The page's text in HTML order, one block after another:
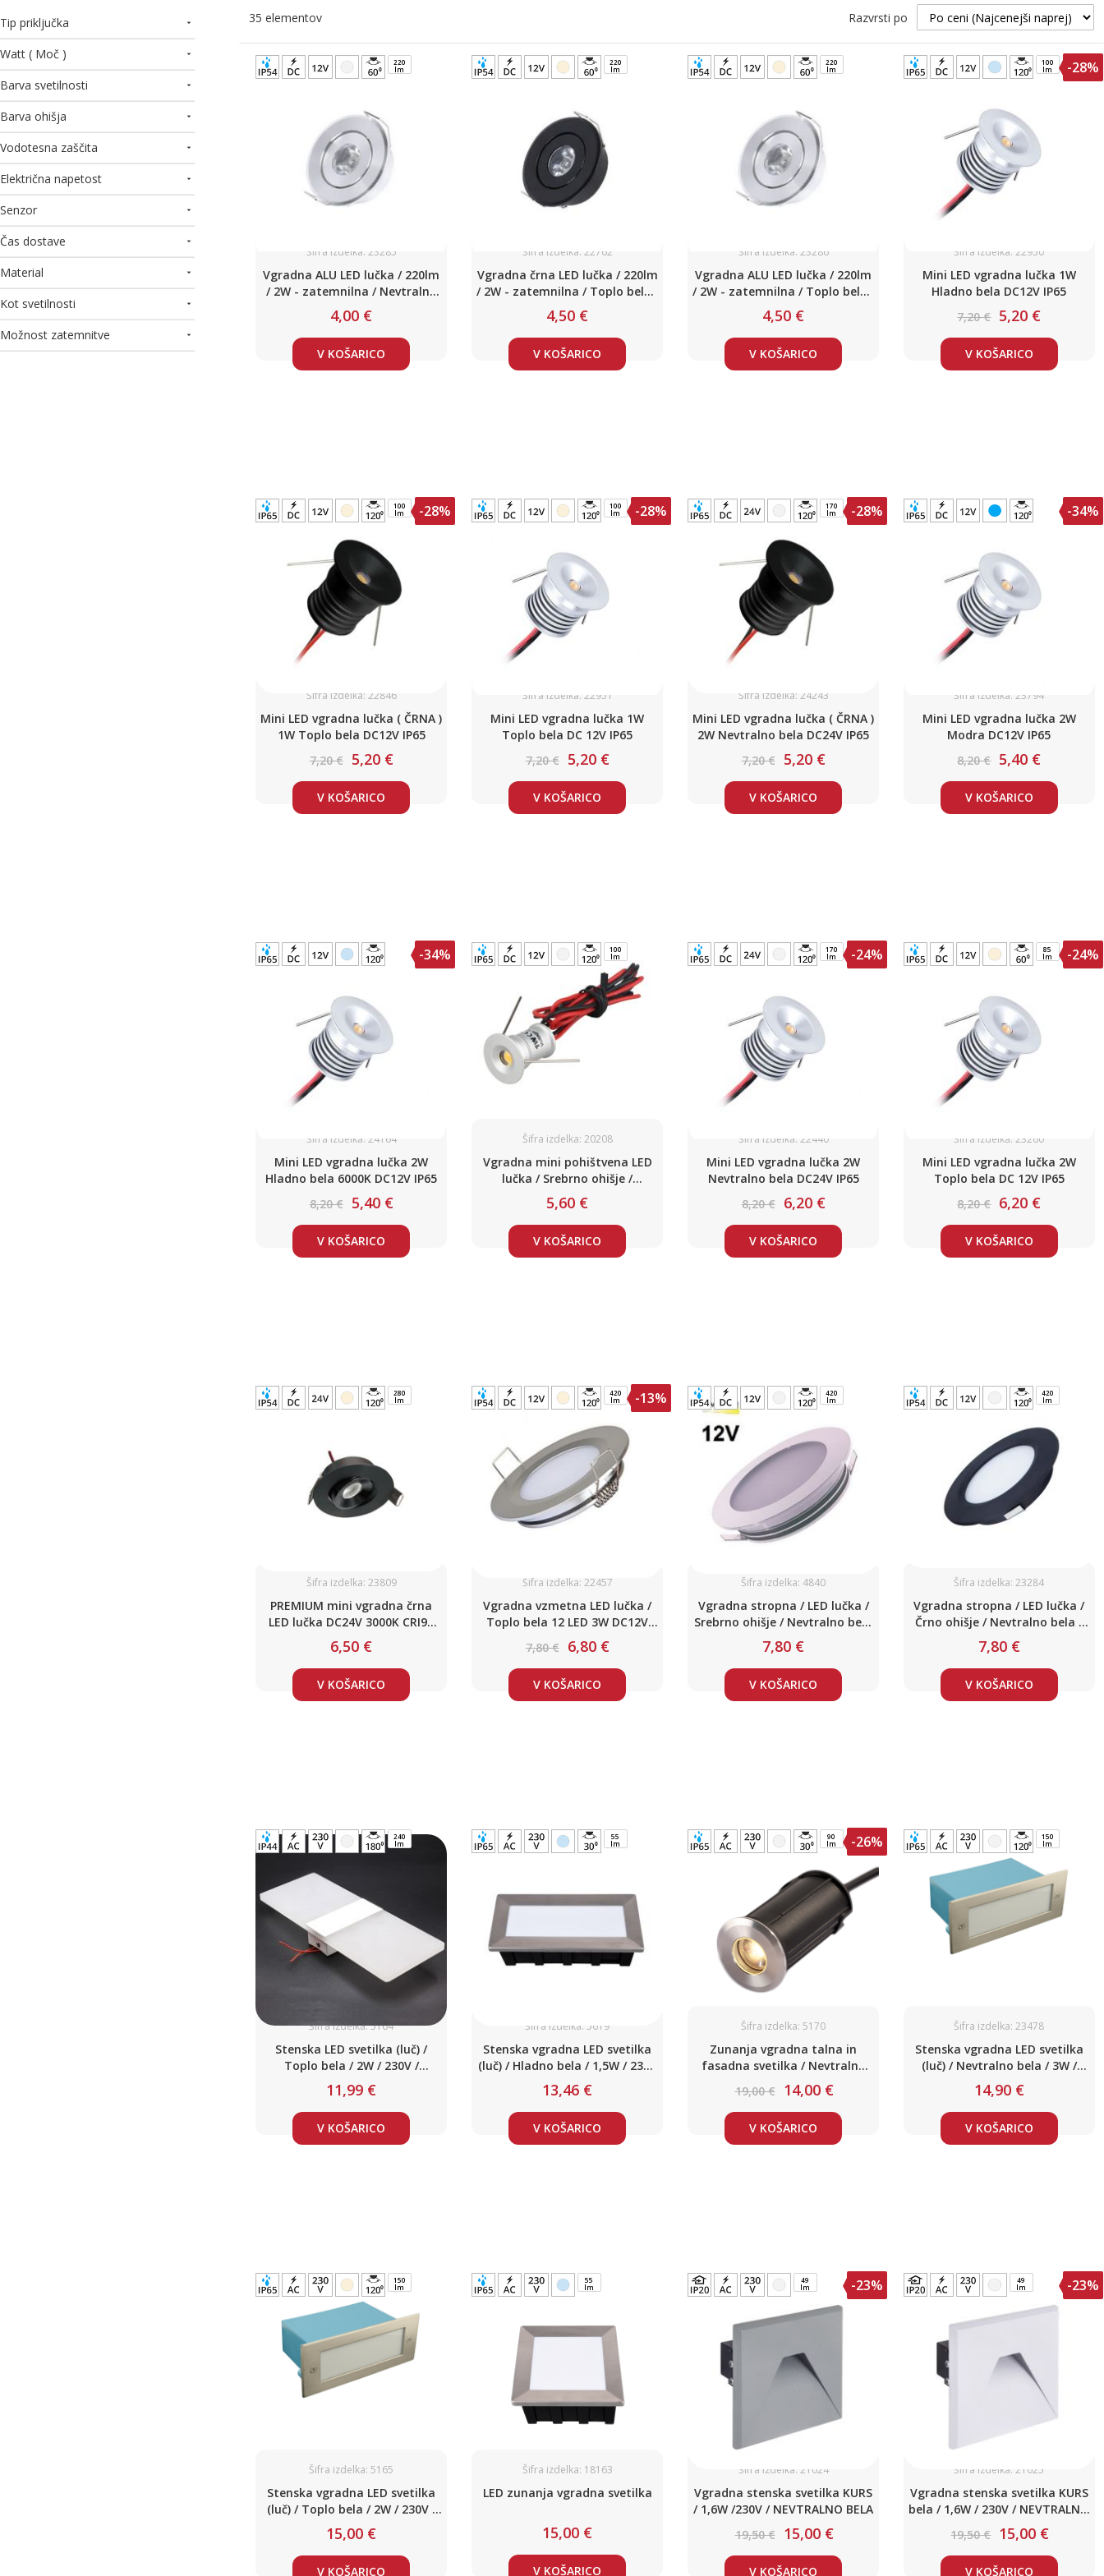
35 elementov Razvrsti po
220
lm
Šifra izdelka: 23285
Vgradna ALU LED lučka / 220lm
/ 2W - zatemnilna / Nevtralno
bela / DC12V
4,00 €
V KOŠARICO
220
lm
Šifra izdelka: 22762
Vgradna črna LED lučka / 220lm
/ 2W - zatemnilna / Toplo bela /
DC12V
4,50 €
V KOŠARICO
220
lm
Šifra izdelka: 23286
Vgradna ALU LED lučka / 220lm
/ 2W - zatemnilna / Toplo bela /
DC12V
4,50 €
V KOŠARICO
100
lm
-28%
Šifra izdelka: 22950
Mini LED vgradna lučka 1W
Hladno bela DC12V IP65
7,20 € 5,20 €
V KOŠARICO
100
lm
-28%
Šifra izdelka: 22846
Mini LED vgradna lučka ( ČRNA )
1W Toplo bela DC12V IP65
7,20 € 5,20 €
V KOŠARICO
100
lm
-28%
Šifra izdelka: 22951
Mini LED vgradna lučka 1W
Toplo bela DC 12V IP65
7,20 € 5,20 €
V KOŠARICO
170
lm
-28%
Šifra izdelka: 24243
Mini LED vgradna lučka ( ČRNA )
2W Nevtralno bela DC24V IP65
7,20 €
5,20 €
V KOŠARICO
-34%
Šifra izdelka: 23794
Mini LED vgradna lučka 2W
Modra DC12V IP65
8,20 € 5,40 €
V KOŠARICO
-34%
Šifra izdelka: 24164
Mini LED vgradna lučka 2W
Hladno bela 6000K DC12V IP65
8,20 € 5,40 €
V KOŠARICO
100
lm
Šifra izdelka: 20208
Vgradna mini pohištvena LED
lučka / Srebrno ohišje /
Nevtralno bela / 1W / DC12V
5,60 €
V KOŠARICO
170
lm
-24%
Šifra izdelka: 22440
Mini LED vgradna lučka 2W
Nevtralno bela DC24V IP65
8,20 €
6,20 €
V KOŠARICO
85
lm
-24%
Šifra izdelka: 23260
Mini LED vgradna lučka 2W
Toplo bela DC 12V IP65
8,20 € 6,20 €
V KOŠARICO
280
lm
Šifra izdelka: 23809
PREMIUM mini vgradna črna
LED lučka DC24V 3000K CRI90
2W IP54
6,50 €
V KOŠARICO
420
lm
-13%
Šifra izdelka: 22457
Vgradna vzmetna LED lučka /
Toplo bela 12 LED 3W DC12V
IP54
7,80 € 6,80 €
V KOŠARICO
420
lm
Šifra izdelka: 4840
Vgradna stropna / LED lučka /
Srebrno ohišje / Nevtralno bela
/ 3W / DC12V
7,80 €
V KOŠARICO
420
lm
Šifra izdelka: 23284
Vgradna stropna / LED lučka /
Črno ohišje / Nevtralno bela /
3W / DC12V / IP54
7,80 €
V KOŠARICO
240
lm
Šifra izdelka: 5164
Stenska LED svetilka (luč) /
Toplo bela / 2W / 230V /
nerjaveče jeklo / IP65
11,99 €
V KOŠARICO
55
lm
Šifra izdelka: 5619
Stenska vgradna LED svetilka
(luč) / Hladno bela / 1,5W / 230V
/ IP65
13,46 €
V KOŠARICO
90
lm
-26%
Šifra izdelka: 5170
Zunanja vgradna talna in
fasadna svetilka / Nevtralno
bela
19,00 € 14,00 €
V KOŠARICO
150
lm
Šifra izdelka: 23478
Stenska vgradna LED svetilka
(luč) / Nevtralno bela / 3W /
230V / nerjaveče jeklo / IP65
14,90 €
V KOŠARICO
150
lm
Šifra izdelka: 5165
Stenska vgradna LED svetilka
(luč) / Toplo bela / 2W / 230V /
nerjaveče jeklo / IP65
15,00 €
V KOŠARICO
55
lm
Šifra izdelka: 18163
LED zunanja vgradna svetilka
15,00 €
V KOŠARICO
49
lm
-23%
Šifra izdelka: 21024
Vgradna stenska svetilka KURS
/ 1,6W /230V / NEVTRALNO BELA
19,50 €
15,00 €
V KOŠARICO
49
lm
-23%
Šifra izdelka: 21025
Vgradna stenska svetilka KURS
bela / 1,6W / 230V / NEVTRALNO
BELA
19,50 € 15,00 €
V KOŠARICO
Tip priključka
Watt ( Moč )
Barva svetilnosti
Barva ohišja
Vodotesna zaščita
Električna napetost
Senzor
Čas dostave
Material
Kot svetilnosti
Možnost zatemnitve